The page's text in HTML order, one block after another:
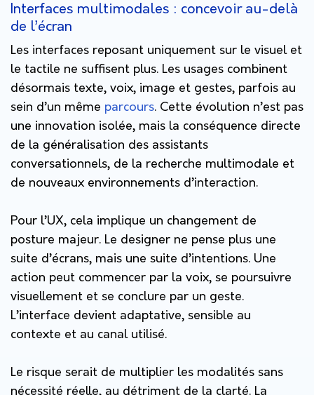
Interfaces multimodales : concevoir au-delà
de l’écran
Les interfaces reposant uniquement sur le visuel et
le tactile ne suffisent plus. Les usages combinent
désormais texte, voix, image et gestes, parfois au
sein d’un même parcours. Cette évolution n’est pas
une innovation isolée, mais la conséquence directe
de la généralisation des assistants
conversationnels, de la recherche multimodale et
de nouveaux environnements d’interaction.
Pour l’UX, cela implique un changement de
posture majeur. Le designer ne pense plus une
suite d’écrans, mais une suite d’intentions. Une
action peut commencer par la voix, se poursuivre
visuellement et se conclure par un geste.
L’interface devient adaptative, sensible au
contexte et au canal utilisé.
Le risque serait de multiplier les modalités sans
nécessité réelle, au détriment de la clarté. La